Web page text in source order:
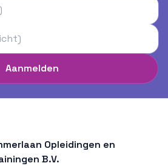
Aanmelden
Opleidingen en
B.V.